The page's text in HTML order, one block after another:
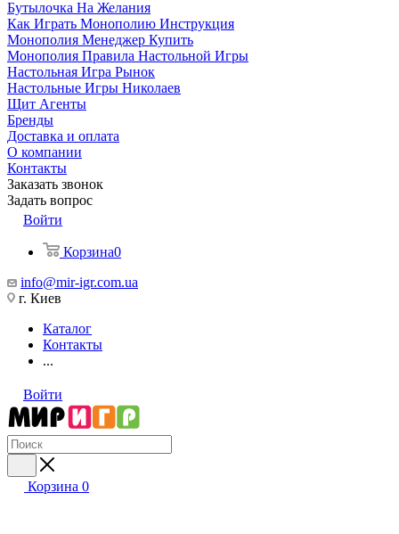
Бутылочка На Желания
Как Играть Монополию Инструкция
Монополия Менеджер Купить
Монополия Правила Настольной Игры
Настольная Игра Рынок
Настольные Игры Николаев
Щит Агенты
Бренды
Доставка и оплата
О компании
Контакты
Заказать звонок
Задать вопрос
Войти
Корзина0
info@mir-igr.com.ua
г. Киев
Каталог
Контакты
...
Войти
Корзина 0